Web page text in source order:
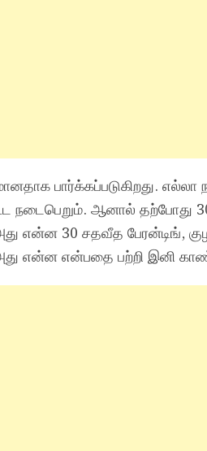
பார்க்கப்படுகிறது. எல்லா
நடைபெறும். ஆனால் தற்போது
என்ன 30 சதவீத பேரன்டிங்,
என்ன என்பதை பற்றி இனி